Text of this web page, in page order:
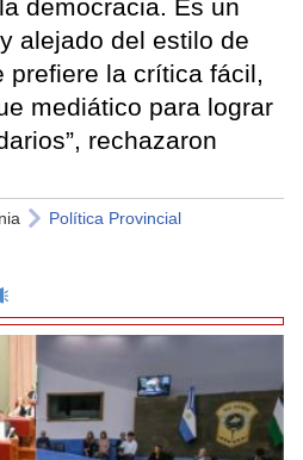
democracia. Es un
alejado del estilo de
prefiere la crítica fácil,
mediático para lograr
rechazaron
Política Provincial